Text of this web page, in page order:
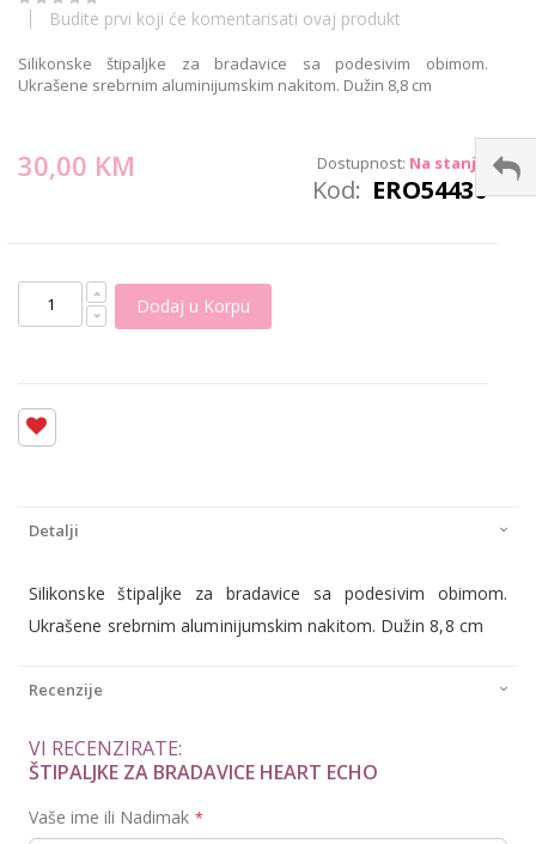
Budite prvi koji će komentarisati ovaj produkt
Silikonske štipaljke za bradavice sa podesivim obimom.
Ukrašene srebrnim aluminijumskim nakitom. Dužin 8,8 cm
30,00 KM Dostupnost: Na stanju
Kod ERO54430
Dodaj u Korpu
images
Detalji
Silikonske štipaljke za bradavice sa podesivim obimom.
Ukrašene srebrnim aluminijumskim nakitom. Dužin 8,8 cm
Recenzije
VI RECENZIRATE:
ŠTIPALJKE ZA BRADAVICE HEART ECHO
Vaše ime ili Nadimak